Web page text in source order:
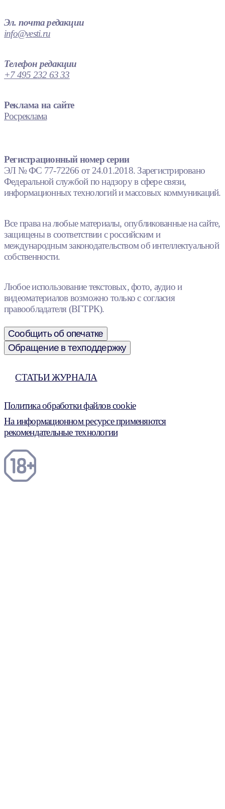
Эл. почта редакции
info@vesti.ru
Телефон редакции
+7 495 232 63 33
Реклама на сайте
Росреклама
Регистрационный номер серии
ЭЛ № ФС 77-72266 от 24.01.2018. Зарегистрировано
Федеральной службой по надзору в сфере связи,
информационных технологий и массовых коммуникаций.
Все права на любые материалы, опубликованные на сайте,
защищены в соответствии с российским и
международным законодательством об интеллектуальной
собственности.
Любое использование текстовых, фото, аудио и
видеоматериалов возможно только с согласия
правообладателя (ВГТРК).
Сообщить об опечатке
Обращение в техподдержку
СТАТЬИ ЖУРНАЛА
Политика обработки файлов cookie
На информационном ресурсе применяются
рекомендательные технологии